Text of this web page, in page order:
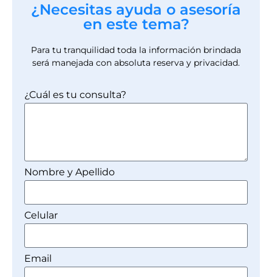
¿Necesitas ayuda o asesoría
en este tema?
Para tu tranquilidad toda la información brindada
será manejada con absoluta reserva y privacidad.
¿Cuál es tu consulta?
Nombre y Apellido
Celular
Email